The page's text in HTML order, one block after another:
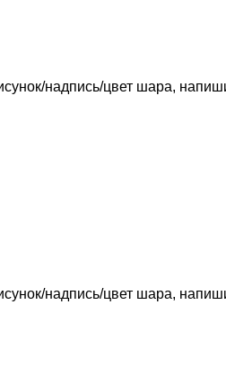
надпись/цвет шара,
надпись/цвет шара,